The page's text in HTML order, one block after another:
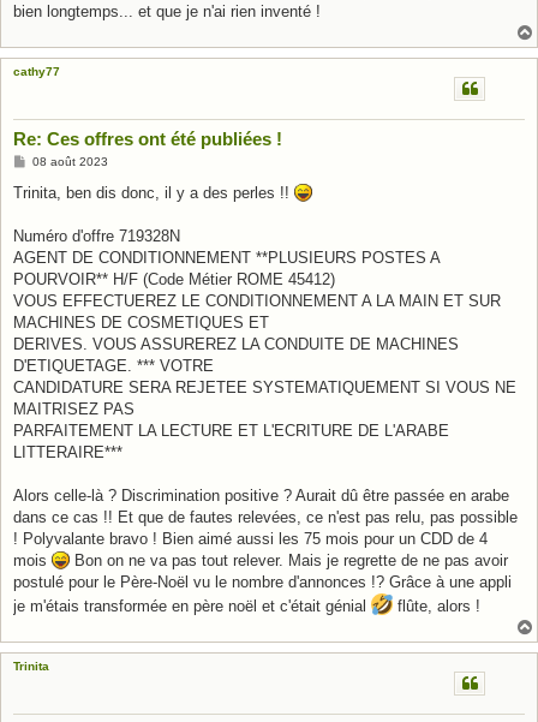
bien longtemps... et que je n'ai rien inventé !
cathy77
Re: Ces offres ont été publiées !
M
s
g
08 août 2023
Trinita, ben dis donc, il y a des perles !!
Numéro d'offre 719328N
AGENT DE CONDITIONNEMENT **PLUSIEURS POSTES A
POURVOIR** H/F (Code Métier ROME 45412)
VOUS EFFECTUEREZ LE CONDITIONNEMENT A LA MAIN ET SUR
MACHINES DE COSMETIQUES ET
DERIVES. VOUS ASSUREREZ LA CONDUITE DE MACHINES
D'ETIQUETAGE. *** VOTRE
CANDIDATURE SERA REJETEE SYSTEMATIQUEMENT SI VOUS NE
MAITRISEZ PAS
PARFAITEMENT LA LECTURE ET L'ECRITURE DE L'ARABE
LITTERAIRE***
Alors celle-là ? Discrimination positive ? Aurait dû être passée en arabe
dans ce cas !! Et que de fautes relevées, ce n'est pas relu, pas possible
! Polyvalante bravo ! Bien aimé aussi les 75 mois pour un CDD de 4
mois
Bon on ne va pas tout relever. Mais je regrette de ne pas avoir
postulé pour le Père-Noël vu le nombre d'annonces !? Grâce à une appli
je m'étais transformée en père noël et c'était génial
flûte, alors !
Trinita